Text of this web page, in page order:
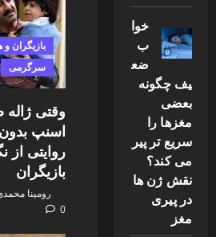
بازیگران و
سرگرمی
وقتی
اسنپ
روایتی از
بازیگران
رومینا
0
خوا
ب
ضع
یف چگونه
بعضی
مغزها را
سریع تر پیر
می کند؟
نقش ژن ها
در پیری
مغز